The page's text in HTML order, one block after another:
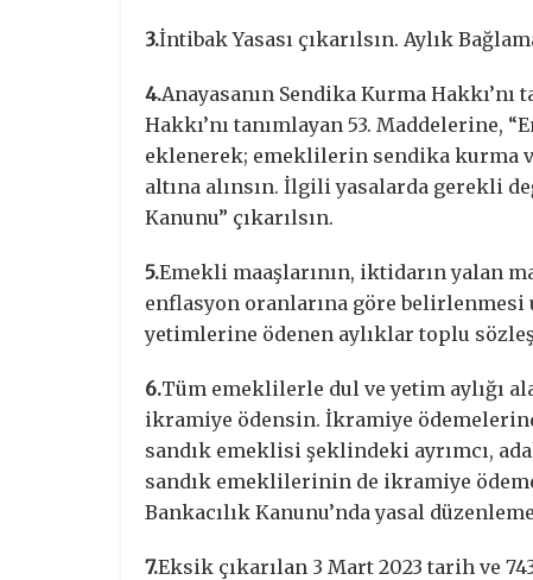
3.İntibak Yasası çıkarılsın. Aylık
4.Anayasanın Sendika Kurma Hakkı’nı
Hakkı’nı tanımlayan 53. Maddelerine,
eklenerek; emeklilerin sendika kurma
altına alınsın. İlgili yasalarda gerekli
Kanunu” çıkarılsın.
5.Emekli maaşlarının, iktidarın yalan
enflasyon oranlarına göre
yetimlerine ödenen aylıklar toplu
6.Tüm emeklilerle dul ve yetim aylığı
ikramiye ödensin. İkramiye
sandık emeklisi şeklindeki ayrımcı,
sandık emeklilerinin de ikramiye
Bankacılık Kanunu’nda yasal
7.Eksik çıkarılan 3 Mart 2023 tarih ve